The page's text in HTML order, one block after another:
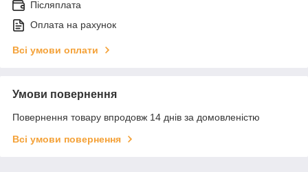
Післяплата
Оплата на рахунок
Всі умови оплати
Умови повернення
Повернення товару впродовж 14 днів за домовленістю
Всі умови повернення